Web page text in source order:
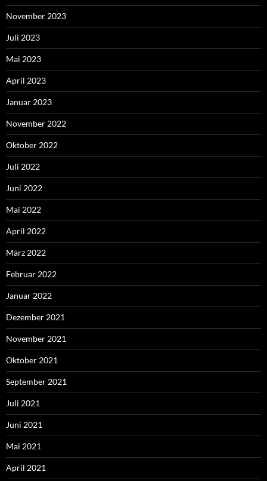
November 2023
Juli 2023
Mai 2023
April 2023
Januar 2023
November 2022
Oktober 2022
Juli 2022
Juni 2022
Mai 2022
April 2022
März 2022
Februar 2022
Januar 2022
Dezember 2021
November 2021
Oktober 2021
September 2021
Juli 2021
Juni 2021
Mai 2021
April 2021